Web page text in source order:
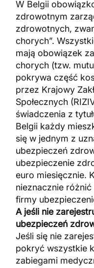
W Belgii
zdrowotnym
zdrowotnych,
chorych”.
mają obowiązek
chorych (tzw.
pokrywa część
przez Krajowy
Społecznych
świadczenia z
Belgii każdy
się w jednym z
ubezpieczeń
ubezpieczenie
euro miesięcznie.
nieznacznie
firmy
A jeśli nie
ubezpieczeń
Jeśli się nie
pokryć wszystkie
zabiegami